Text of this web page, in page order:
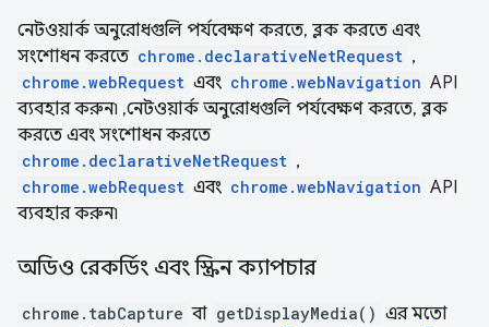
নেটওয়ার্ক অনুরোধগুলি পর্যবেক্ষণ করতে, ব্লক করতে এবং
সংশোধন করতে chrome.declarativeNetRequest ,
chrome.webRequest এবং chrome.webNavigation API
ব্যবহার করুন৷ ,নেটওয়ার্ক অনুরোধগুলি পর্যবেক্ষণ করতে, ব্লক
করতে এবং সংশোধন করতে
chrome.declarativeNetRequest ,
chrome.webRequest এবং chrome.webNavigation API
ব্যবহার করুন৷
অডিও রেকর্ডিং এবং স্ক্রিন ক্যাপচার
chrome.tabCapture বা getDisplayMedia() এর মতো